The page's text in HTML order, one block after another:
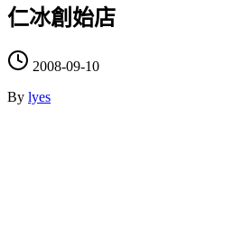
仁冰創始店
2008-09-10
By lyes